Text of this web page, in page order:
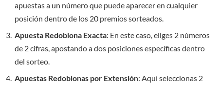
apuestas a un número que puede aparecer en cualquier
posición dentro de los 20 premios sorteados.
Apuesta Redoblona Exacta: En este caso, eliges 2 números
de 2 cifras, apostando a dos posiciones específicas dentro
del sorteo.
Apuestas Redoblonas por Extensión: Aquí seleccionas 2